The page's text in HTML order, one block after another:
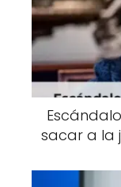
sacar a la